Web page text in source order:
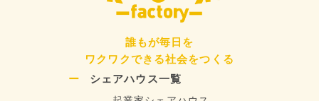
誰もが毎日を
ワクワクできる社会をつくる
シェアハウス一覧